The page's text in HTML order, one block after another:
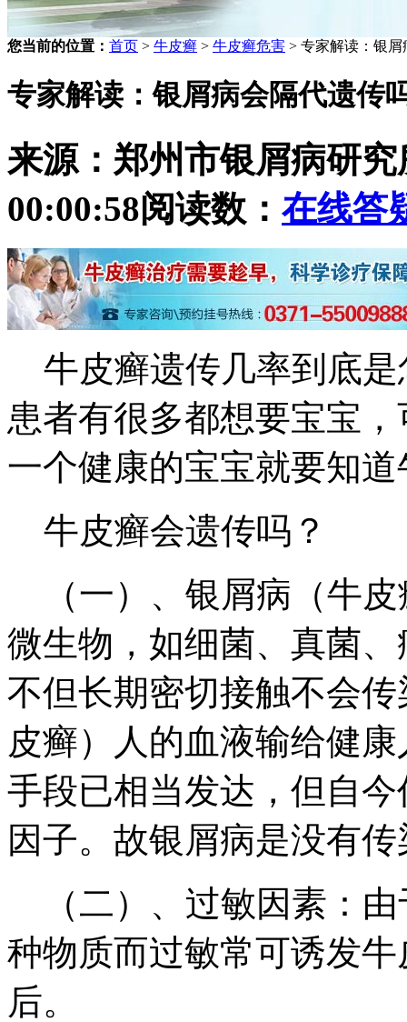
您当前的位置： 首页 > 牛皮癣 > 牛皮癣危害 > 专家解读：银
专家解读：银屑病会隔代遗传
来源：郑州市银屑病研究
00:00:58阅读数： 在线答
牛皮癣遗传几率到底是
患者有很多都想要宝宝
一个健康的宝宝就要知
牛皮癣会遗传吗？
（一）、银屑病（牛皮
微生物，如细菌、真菌
不但长期密切接触不会
皮癣）人的血液输给健
手段已相当发达，但自
因子。故银屑病是没有
（二）、过敏因素：由
种物质而过敏常可诱发
后。